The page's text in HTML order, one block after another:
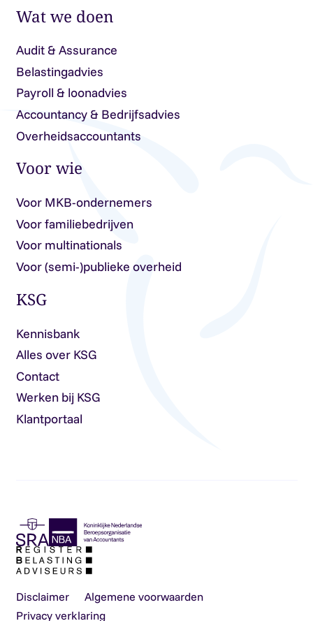
Wat we doen
Audit & Assurance
Belastingadvies
Payroll & loonadvies
Accountancy & Bedrijfsadvies
Overheidsaccountants
Voor wie
Voor MKB-ondernemers
Voor familiebedrijven
Voor multinationals
Voor (semi-)publieke overheid
KSG
Kennisbank
Alles over KSG
Contact
Werken bij KSG
Klantportaal
Disclaimer
Algemene voorwaarden
Privacy verklaring